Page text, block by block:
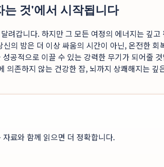
는 것'에서 시작됩니다
려갑니다. 하지만 그 모든 여정의 에너지는 깊
신의 밤은 더 이상 싸움의 시간이 아닌, 온전한
공적으로 이끌 수 있는 강력한 무기가 되어줄
의존하지 않는 건강한 잠, 뇌까지 상쾌해지는
료와 함께 읽으면 더 정확합니다.